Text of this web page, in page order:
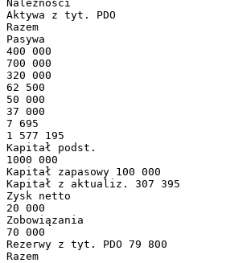
Należności
Aktywa z tyt. PDO
Razem
Pasywa
400 000
700 000
320 000
62 500
50 000
37 000
7 695
1 577 195
Kapitał podst.
1000 000
Kapitał zapasowy 100 000
Kapitał z aktualiz. 307 395
Zysk netto
20 000
Zobowiązania
70 000
Rezerwy z tyt. PDO 79 800
Razem